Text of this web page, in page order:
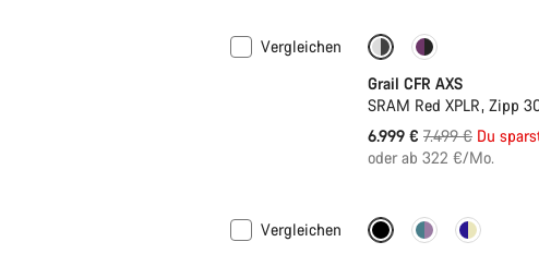
Vergleichen
-7%
Grail CFR AXS
SRAM Red XPLR, Zipp
6.999 € Ursprungspreis
7.499 € Du
oder ab 322 €/Mo.
Vergleichen
Neu